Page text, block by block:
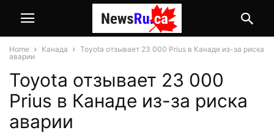
Home Канада
Toyota отзывает 23 000 Prius в Канаде из-за риска
аварии
Toyota отзывает 23 000
Prius в Канаде из-за риска
аварии